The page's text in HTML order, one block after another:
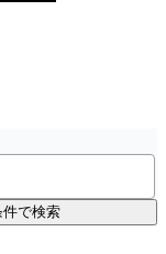
件で検索